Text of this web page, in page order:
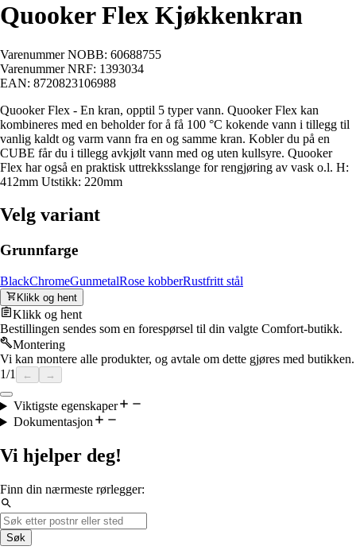
Quooker Flex Kjøkkenkran
Varenummer NOBB: 60688755
Varenummer NRF: 1393034
EAN: 8720823106988
Quooker Flex - En kran, opptil 5 typer vann. Quooker Flex kan
kombineres med en beholder for å få 100 °C kokende vann i tillegg til
vanlig kaldt og varm vann fra en og samme kran. Kobler du på en
CUBE får du i tillegg avkjølt vann med og uten kullsyre. Quooker
Flex har også en praktisk uttrekksslange for rengjøring av vask o.l. H:
412mm Utstikk: 220mm
Velg variant
Grunnfarge
BlackChromeGunmetalRose kobberRustfritt stål
Klikk og hent
Klikk og hent
Bestillingen sendes som en forespørsel til din valgte Comfort-butikk.
Montering
Vi kan montere alle produkter, og avtale om dette gjøres med butikken.
1/1 ← →
Viktigste egenskaper
Dokumentasjon
Vi hjelper deg!
Finn din nærmeste rørlegger:
Søk